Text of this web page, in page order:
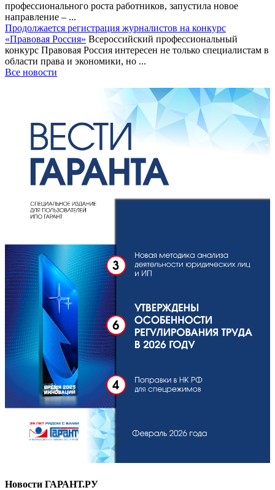
профессионального роста работников, запустила новое
направление – ...
Продолжается регистрация журналистов на конкурс
«Правовая Россия» Всероссийский профессиональный
конкурс Правовая Россия интересен не только специалистам в
области права и экономики, но ...
Все новости
Новости ГАРАНТ.РУ